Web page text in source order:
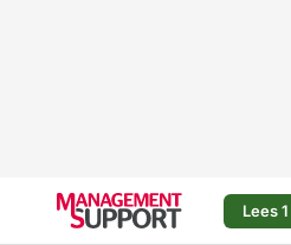
Lees